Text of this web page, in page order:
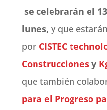
se celebrarán el
lunes, y que
por CISTEC
Construccionesy
que también
para el Progreso